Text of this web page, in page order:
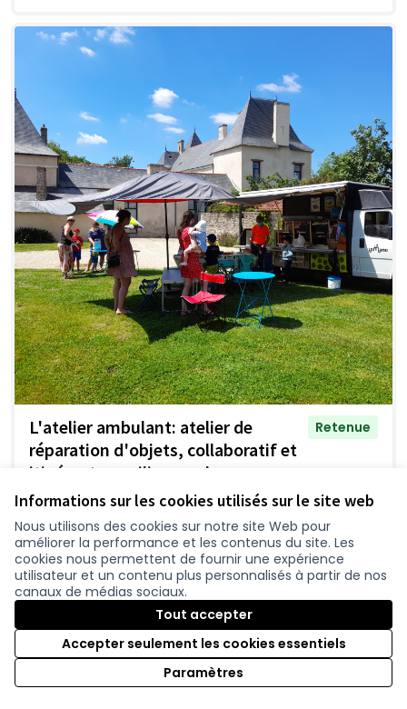
Informations sur les cookies utilisés sur le site web
Nous utilisons des cookies sur notre site Web pour
améliorer la performance et les contenus du site. Les
cookies nous permettent de fournir une expérience
utilisateur et un contenu plus personnalisés à partir de nos
canaux de médias sociaux.
Tout accepter
Accepter seulement les cookies essentiels
Paramètres
L'atelier ambulant: atelier de
réparation d'objets, collaboratif et
itinérant en milieu rural
Retenue
Association LaMano 0